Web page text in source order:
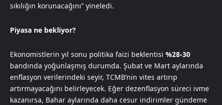
sıkılığın korunacağını” yineledi.
Piyasa ne bekliyor?
Ekonomistlerin yıl sonu politika faizi beklentisi %28-30
bandında yoğunlaşmış durumda. Şubat ve Mart aylarında
enflasyon verilerindeki seyir, TCMB’nin vites artırıp
artırmayacağını belirleyecek. Eğer dezenflasyon süreci ivme
kazanırsa, Bahar aylarında daha cesur indirimler gündeme